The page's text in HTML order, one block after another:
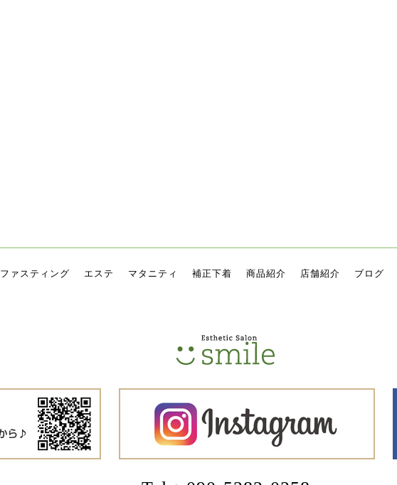
ファスティング エステ マタニティ 補正下着 商品紹介 店舗紹介 ブログ